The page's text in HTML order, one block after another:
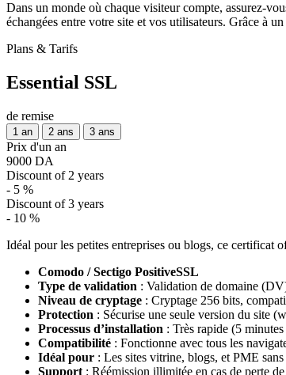
Dans un monde où chaque visiteur compte, assurez-
échangées entre votre site et vos utilisateurs. Grâce à
Plans & Tarifs
Essential SSL
de remise
1 an 2 ans 3 ans
Prix d'un an
9000 DA
Discount of 2 years
- 5 %
Discount of 3 years
- 10 %
Idéal pour les petites entreprises ou blogs, ce certificat
Comodo / Sectigo PositiveSSL
Type de validation : Validation de domaine
Niveau de cryptage : Cryptage 256 bits,
Protection : Sécurise une seule version du site
Processus d’installation : Très rapide (5
Compatibilité : Fonctionne avec tous les
Idéal pour : Les sites vitrine, blogs, et PME
Support : Réémission illimitée en cas de perte